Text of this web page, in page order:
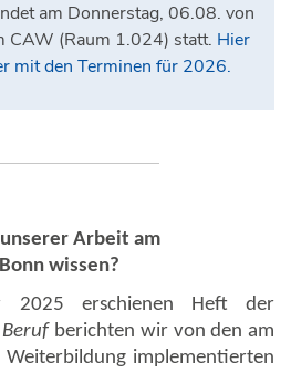
am Donnerstag, 06.08. von
(Raum 1.024) statt. Hier
mit den Terminen für 2026.
Arbeit am
wissen?
2025 erschienen Heft der
berichten wir von den am
implementierten